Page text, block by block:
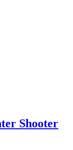
Shooter